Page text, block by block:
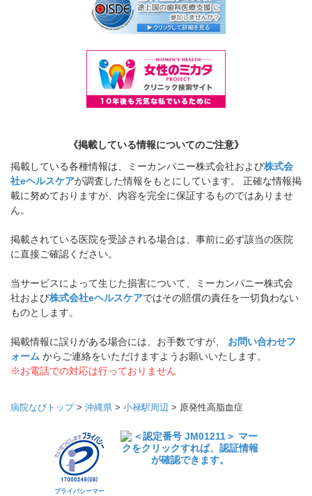
《掲載している情報についてのご注意》
掲載している各種情報は、ミーカンパニー株式会社および株式会
社eヘルスケアが調査した情報をもとにしています。 正確な情報掲
載に努めておりますが、内容を完全に保証するものではありませ
ん。
掲載されている医院を受診される場合は、事前に必ず該当の医院
に直接ご確認ください。
当サービスによって生じた損害について、ミーカンパニー株式会
社および株式会社eヘルスケアではその賠償の責任を一切負わない
ものとします。
掲載情報に誤りがある場合には、お手数ですが、 お問い合わせフ
ォーム からご連絡をいただけますようお願いいたします。
※お電話での対応は行っておりません
病院なびトップ> 沖縄県 > 小禄駅周辺 > 原発性高脂血症
プライバシーマー